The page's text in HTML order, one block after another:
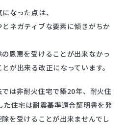
なった点は、
ネガティブな要素に傾きがちか
恩恵を受けることが出来なかっ
が出来る改正になっています。
は非耐火住宅で築20年、耐火住
住宅は耐震基準適合証明書を発
を受けることが出来ませんでし